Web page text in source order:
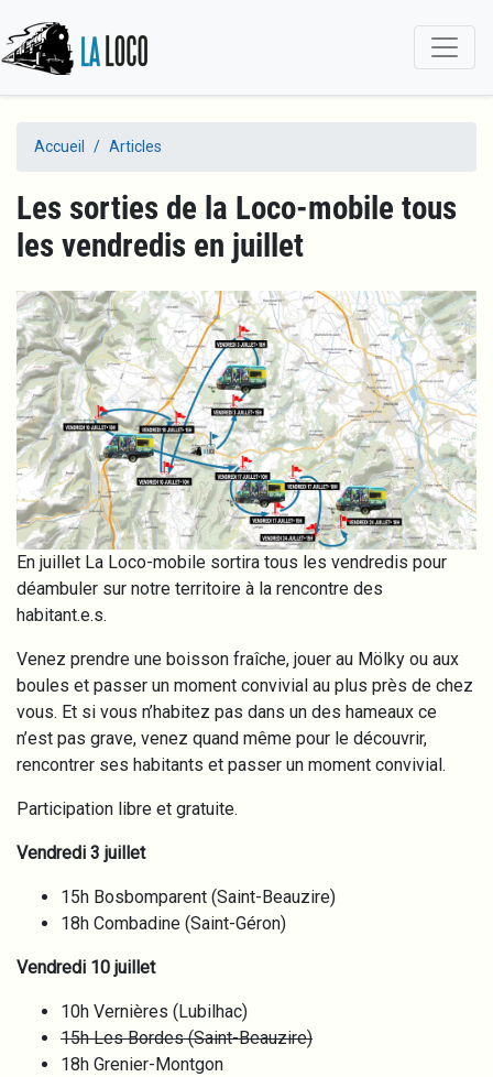
principal
Accueil Articles
Les sorties de la Loco-mobile tous
les vendredis en juillet
En juillet La Loco-mobile sortira tous les vendredis pour
déambuler sur notre territoire à la rencontre des
habitant.e.s.
Venez prendre une boisson fraîche, jouer au Mölky ou aux
boules et passer un moment convivial au plus près de chez
vous. Et si vous n’habitez pas dans un des hameaux ce
n’est pas grave, venez quand même pour le découvrir,
rencontrer ses habitants et passer un moment convivial.
Participation libre et gratuite.
Vendredi 3 juillet
15h Bosbomparent (Saint-Beauzire)
18h Combadine (Saint-Géron)
Vendredi 10 juillet
10h Vernières (Lubilhac)
15h Les Bordes (Saint-Beauzire)
18h Grenier-Montgon